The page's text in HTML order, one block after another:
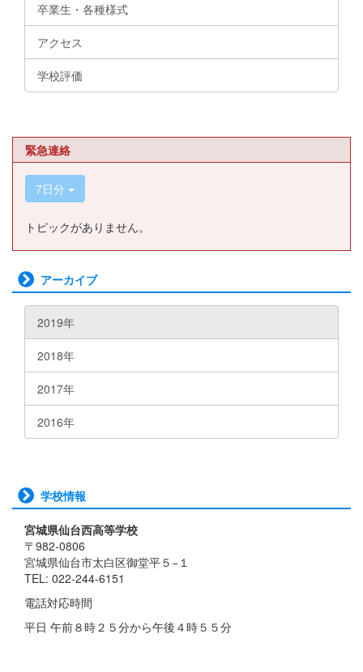
卒業生・各種様式
アクセス
学校評価
緊急連絡
7日分
トピックがありません。
アーカイブ
2019年
2018年
2017年
2016年
学校情報
宮城県仙台西高等学校
〒982-0806
宮城県仙台市太白区御堂平５−１
TEL: 022-244-6151
電話対応時間
平日 午前８時２５分から午後４時５５分